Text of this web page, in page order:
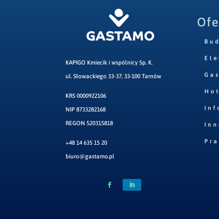
KAPIGO Kmiecik i wspólnicy Sp. K.
ul. Słowackiego 33-37, 33-100 Tarnów
KRS 0000922106
NIP 8733282168
REGON 520315818
+48 14 635 15 20
biuro@gastamo.pl